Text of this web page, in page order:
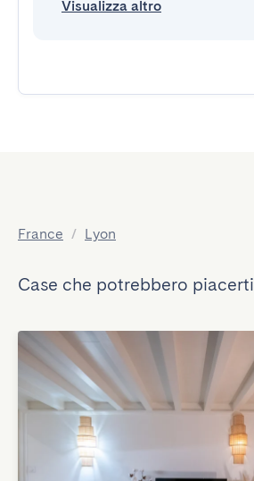
Visualizza altro
France / Lyon
Case che potrebbero piacerti